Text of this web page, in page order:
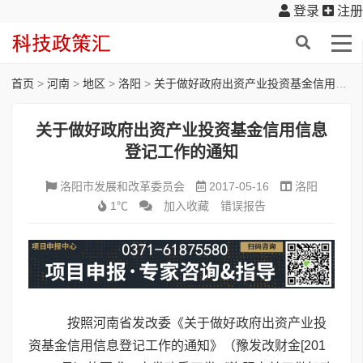
登录 注册
首页 > 河南 > 地区 > 洛阳 > 关于做好政府出资产业投资基金信用信息登记工作的通知
关于做好政府出资产业投资基金信用信息
登记工作的通知
洛阳市发展和改革委员会 2017-05-16
洛阳
1℃
加入收藏 错误报告
按照河南省发改委《关于做好政府出资产业投
资基金信用信息登记工作的通知》（豫发改财金[201